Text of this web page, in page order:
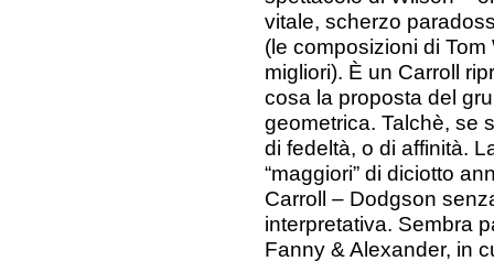
vitale, scherzo
(le composizioni di
migliori). È un Carroll
cosa la proposta del
geometrica. Talchè, se
di fedeltà, o di affinità.
“maggiori” di diciotto
Carroll – Dodgson
interpretativa. Sembra
Fanny & Alexander, in